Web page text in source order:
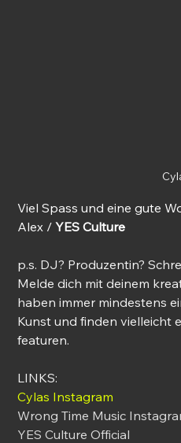
Viel Spass und eine gute
Alex / YES Culture
p.s. DJ? Produzentin?
Melde dich mit deinem
haben immer mindestens
Kunst und finden vielleicht
featuren.
LINKS:
Cylas Instagram
Wrong Time Music
YES Culture Official